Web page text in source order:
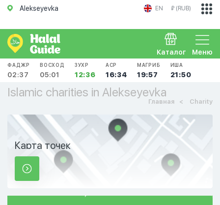
Alekseyevka EN ₽ (RUB)
Меню
Каталог
ФАДЖР
02:37
ВОСХОД
05:01
ЗУХР
12:36
АСР
16:34
МАГРИБ
19:57
ИША
21:50
Islamic charities in Alekseyevka
Главная Charity
Карта точек